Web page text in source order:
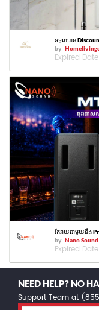
ទទួលបាន
by
Expired
រីករាយជាមួយនឹង
by Nano
Expired
NEED HELP? NO
Support Team at